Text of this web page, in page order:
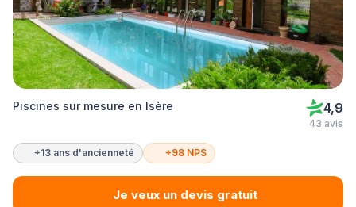
Piscines sur mesure en Isère 4,9
43 avis
+13 ans d'ancienneté +98 NPS
Je veux un devis gratuit